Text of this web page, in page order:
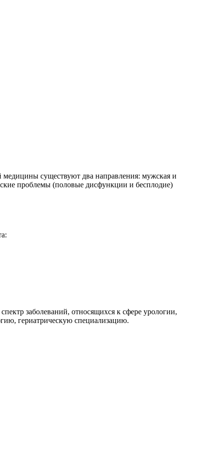
медицины существуют два направления: мужская и
проблемы (половые дисфункции и бесплодие)
заболеваний, относящихся к сфере урологии,
гериатрическую специализацию.